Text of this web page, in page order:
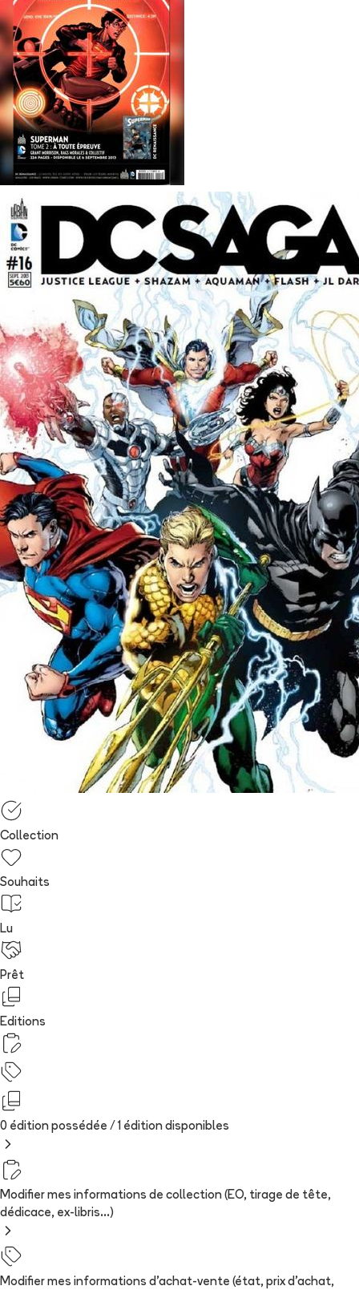
Collection
Souhaits
Lu
Prêt
Editions
0 édition possédée / 1 édition disponibles
Modifier mes informations de collection (EO, tirage de tête,
dédicace, ex-libris...)
Modifier mes informations d'achat-vente (état, prix d'achat,